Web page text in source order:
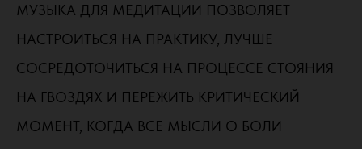
МУЗЫКА ДЛЯ МЕДИТАЦИИ ПОЗВОЛЯЕТ
НАСТРОИТЬСЯ НА ПРАКТИКУ, ЛУЧШЕ
СОСРЕДОТОЧИТЬСЯ НА ПРОЦЕССЕ СТОЯНИЯ
НА ГВОЗДЯХ И ПЕРЕЖИТЬ КРИТИЧЕСКИЙ
МОМЕНТ, КОГДА ВСЕ МЫСЛИ О БОЛИ